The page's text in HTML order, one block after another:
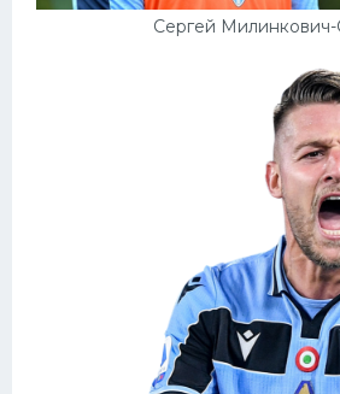
Сергей Милинкович-